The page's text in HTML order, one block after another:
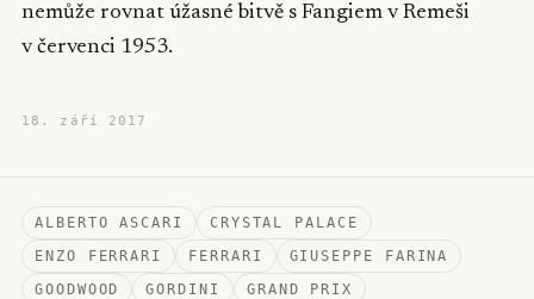
nemůže rovnat úžasné bitvě s Fangiem v Remeši
v červenci 1953.
18. září 2017
ALBERTO ASCARI
CRYSTAL PALACE
ENZO FERRARI
FERRARI
GIUSEPPE FARINA
GOODWOOD
GORDINI
GRAND PRIX